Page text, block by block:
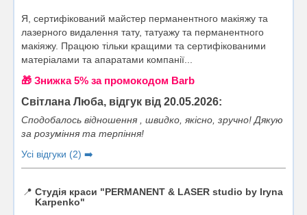
Я, сертифікований майстер перманентного макіяжу та
лазерного видалення тату, татуажу та перманентного
макіяжу. Працюю тільки кращими та сертифікованими
матеріалами та апаратами компанії...
🎁 Знижка 5% за промокодом Barb
Світлана Люба, відгук від 20.05.2026:
Сподобалось відношення , швидко, якісно, зручно! Дякую
за розуміння та терпіння!
Усі відгуки (2) ➡️
📍 Студія краси "PERMANENT & LASER studio by Iryna
Karpenko"